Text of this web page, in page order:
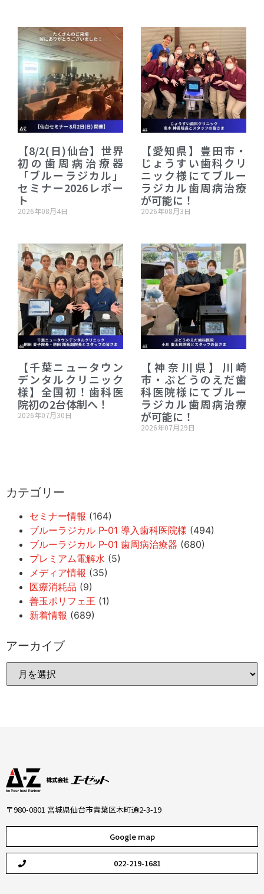
【8/2(日)仙台】世界
初の歯周病治療器
「ブルーラジカル」
セミナー2026レポー
ト
2026年08月4日
【愛知県】豊田市・
じょうすい歯科クリ
ニック様にてブルー
ラジカル歯周病治療
が可能に！
2026年08月3日
【千葉ニュータウン
デンタルクリニック
様】全国初！歯科医
院初の2台体制へ！
2026年07月30日
【神奈川県】川崎
市・ぶどうのえだ歯
科医院様にてブルー
ラジカル歯周病治療
が可能に！
2026年07月29日
カテゴリー
セミナー情報 (164)
ブルーラジカル P-01 導入歯科医院様 (494)
ブルーラジカル P-01 歯周病治療器 (680)
プレミアム電解水 (5)
メディア情報 (35)
医療消耗品 (9)
善玉ポリフェ王 (1)
新着情報 (689)
アーカイブ
〒980-0801 宮城県仙台市青葉区木町通2-3-19
Google map
022-219-1681